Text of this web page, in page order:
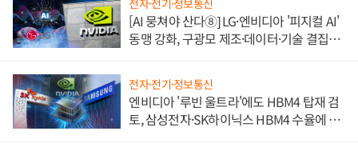
전자·전기·정보통신
[AI 뭉쳐야 산다⑧] LG·엔비디아 '피지컬 AI'
동맹 강화, 구광모 제조·데이터·기술 결집
전자·전기·정보통신
엔비디아 '루빈 울트라'에도 HBM4 탑재 검
토, 삼성전자·SK하이닉스 HBM4 수율에 주